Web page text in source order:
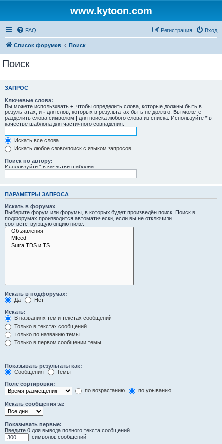
www.kytoon.com
FAQ Вход
Регистрация
Список форумов Поиск
Поиск
ЗАПРОС
Ключевые слова:
Вы можете использовать + , чтобы определить слова, которые должны быть в
результатах, и - для слов, которых в результатах быть не должно. Вы можете
разделить слова символом | для поиска любого слова из списка. Используйте * в
качестве шаблона для частичного совпадения.
Искать все слова
Искать любое слово/поиск с языком запросов
Поиск по автору:
Используйте * в качестве шаблона.
ПАРАМЕТРЫ ЗАПРОСА
Искать в форумах:
Выберите форум или форумы, в которых будет произведён поиск. Поиск в
подфорумах производится автоматически, если вы не отключили
соответствующую опцию ниже.
Искать в подфорумах:
Да
Нет
Искать:
В названиях тем и текстах сообщений
Только в текстах сообщений
Только по названию темы
Только в первом сообщении темы
Показывать результаты как:
Сообщения
Темы
Поле сортировки:
по возрастанию
по убыванию
Искать сообщения за:
Показывать первые:
Введите 0 для вывода полного текста сообщений.
символов сообщений